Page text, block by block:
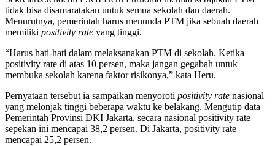
tidak bisa disamaratakan untuk semua sekolah dan daerah.
Menurutnya, pemerintah harus menunda PTM jika sebuah daerah
memiliki positivity rate yang tinggi.
“Harus hati-hati dalam melaksanakan PTM di sekolah. Ketika
positivity rate di atas 10 persen, maka jangan gegabah untuk
membuka sekolah karena faktor risikonya,” kata Heru.
Pernyataan tersebut ia sampaikan menyoroti positivity rate nasional
yang melonjak tinggi beberapa waktu ke belakang. Mengutip data
Pemerintah Provinsi DKI Jakarta, secara nasional positivity rate
sepekan ini mencapai 38,2 persen. Di Jakarta, positivity rate
mencapai 25,2 persen.